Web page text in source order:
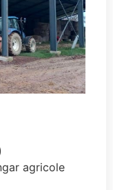
agricole